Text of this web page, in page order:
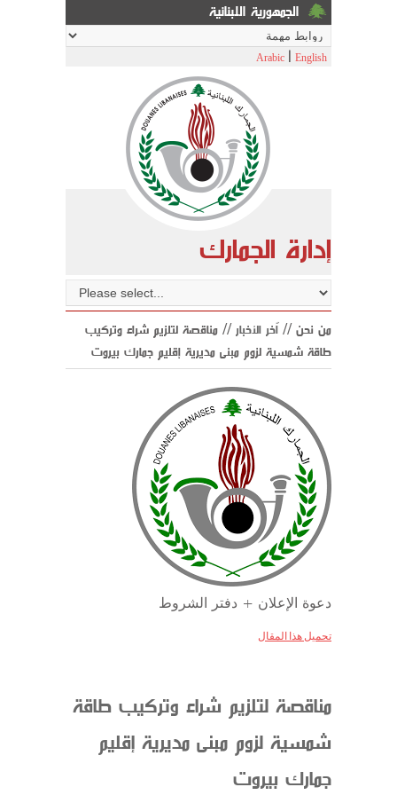
الجمهورية اللبنانية
Arabic English
إدارة الجمارك
من نحن // اّخر الأخبار// مناقصة لتلزيم شراء وتركيب
طاقة شمسية لزوم مبنى مديرية إقليم جمارك بيروت
دعوة الإعلان + دفتر الشروط
تحميل هذا المقال
مناقصة لتلزيم شراء وتركيب طاقة
شمسية لزوم مبنى مديرية إقليم
جمارك بيروت